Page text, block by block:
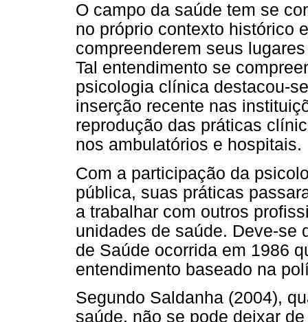
O campo da saúde tem se
no próprio contexto histórico
compreenderem seus
Tal entendimento se
psicologia clínica destacou-
inserção recente nas
reprodução das práticas
nos ambulatórios e hospitais.
Com a participação da
pública, suas práticas
a trabalhar com outros
unidades de saúde. Deve-se
de Saúde ocorrida em 1986
entendimento baseado na
Segundo Saldanha (2004),
saúde, não se pode deixar